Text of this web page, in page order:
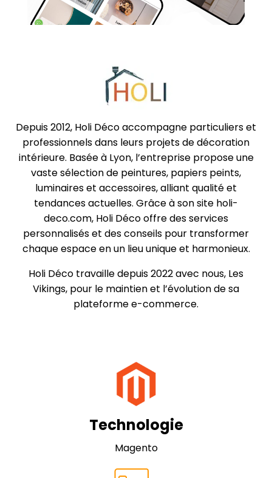
Depuis 2012, Holi Déco accompagne particuliers et
professionnels dans leurs projets de décoration
intérieure. Basée à Lyon, l’entreprise propose une
vaste sélection de peintures, papiers peints,
luminaires et accessoires, alliant qualité et
tendances actuelles. Grâce à son site holi-
deco.com, Holi Déco offre des services
personnalisés et des conseils pour transformer
chaque espace en un lieu unique et harmonieux.
Holi Déco travaille depuis 2022 avec nous, Les
Vikings, pour le maintien et l’évolution de sa
plateforme e-commerce.
Technologie
Magento